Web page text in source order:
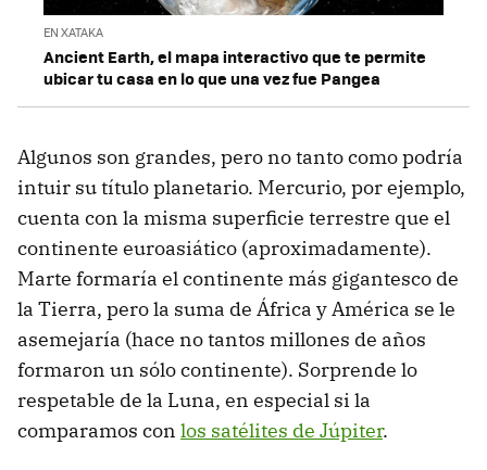
EN XATAKA
Ancient Earth, el mapa interactivo que te permite
ubicar tu casa en lo que una vez fue Pangea
Algunos son grandes, pero no tanto como podría
intuir su título planetario. Mercurio, por ejemplo,
cuenta con la misma superficie terrestre que el
continente euroasiático (aproximadamente).
Marte formaría el continente más gigantesco de
la Tierra, pero la suma de África y América se le
asemejaría (hace no tantos millones de años
formaron un sólo continente). Sorprende lo
respetable de la Luna, en especial si la
comparamos con los satélites de Júpiter.